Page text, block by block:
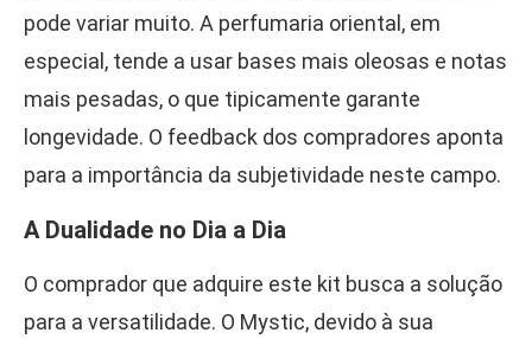
pode variar muito. A perfumaria oriental, em
especial, tende a usar bases mais oleosas e notas
mais pesadas, o que tipicamente garante
longevidade. O feedback dos compradores aponta
para a importância da subjetividade neste campo.
A Dualidade no Dia a Dia
O comprador que adquire este kit busca a solução
para a versatilidade. O Mystic, devido à sua